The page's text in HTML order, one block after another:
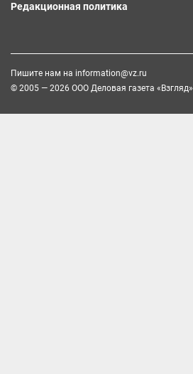
Редакционная политика
Пишите нам на information@vz.ru
© 2005 — 2026 ООО Деловая газета «Взгляд»